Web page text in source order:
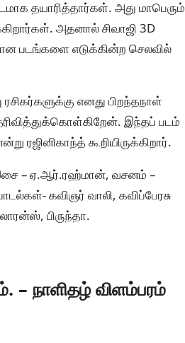
தயாரித்தார்கள். அது மாபெரும்
அதனால் சிவாஜி 3D
படங்களை எடுக்கின்ற செலவில்
எனது பிறந்தநாள்
இந்தப் படம்
கூறியிருக்கிறார்.
இசை – ஏ.ஆர்.ரஹ்மான், வசனம் –
கவிஞர் வாலி, கவிப்பேரசு
பிருந்தா.
– நாளிதழ் விளம்பரம்